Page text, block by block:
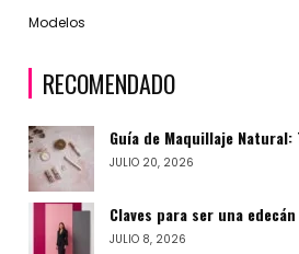
Modelos
RECOMENDADO
Guía de Maquillaje Natural:
JULIO 20, 2026
Claves para ser una
JULIO 8, 2026